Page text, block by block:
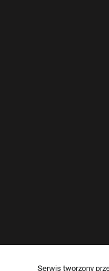
Serwis tworzony